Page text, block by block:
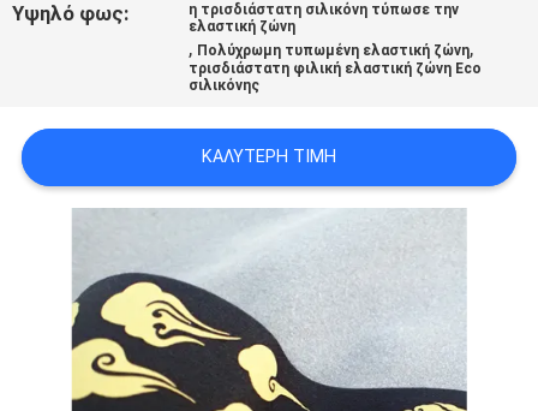
PRIVACY
POLICY
Υψηλό φως:
η τρισδιάστατη σιλικόνη τύπωσε την
ελαστική ζώνη
, Πολύχρωμη τυπωμένη ελαστική ζώνη,
τρισδιάστατη φιλική ελαστική ζώνη Eco
σιλικόνης
ΚΑΛΎΤΕΡΗ ΤΙΜΉ